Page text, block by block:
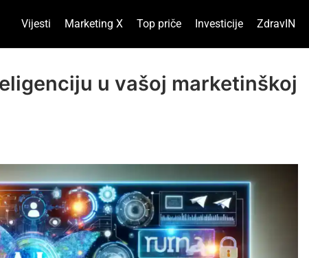
Vijesti Marketing X Top priče Investicije ZdravIN
u vašoj marketinškoj